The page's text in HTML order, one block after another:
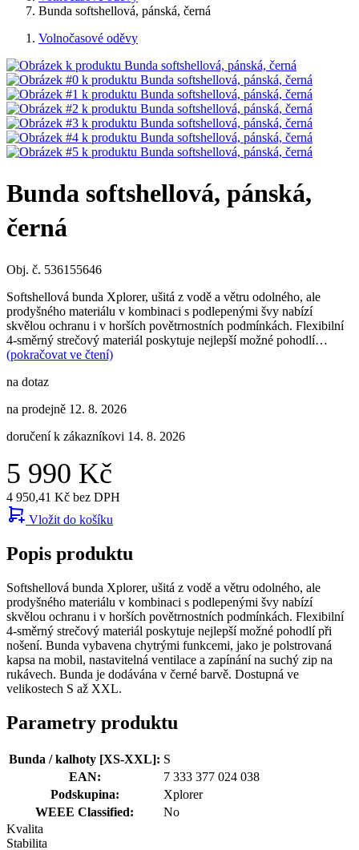
Bunda softshellová, pánská, černá
Volnočasové oděvy
Bunda softshellová, pánská,
černá
Obj. č. 536155646
Softshellová bunda Xplorer, ušitá z vodě a větru odolného, ale
prodyšného materiálu v kombinaci s podlepenými švy nabízí
skvělou ochranu i v horších povětrnostních podmínkách. Flexibilní
4-směrný strečový materiál poskytuje nejlepší možné pohodlí…
(pokračovat ve čtení)
na dotaz
na prodejně 12. 8. 2026
doručení k zákazníkovi 14. 8. 2026
5 990 Kč
4 950,41 Kč bez DPH
Vložit do košíku
Popis produktu
Softshellová bunda Xplorer, ušitá z vodě a větru odolného, ale
prodyšného materiálu v kombinaci s podlepenými švy nabízí
skvělou ochranu i v horších povětrnostních podmínkách. Flexibilní
4-směrný strečový materiál poskytuje nejlepší možné pohodlí při
nošení. Bunda vybavena chytrými funkcemi, jako je polstrovaná
kapsa na mobil, nastavitelná ventilace a zapínání na suchý zip na
rukávech. Bunda je dodávána v černé barvě. Dostupná ve
velikostech S až XXL.
Parametry produktu
Bunda / kalhoty [XS-XXL]: S
EAN:
7 333 377 024 038
Podskupina:
Xplorer
WEEE Classified:
No
Kvalita
Stabilita